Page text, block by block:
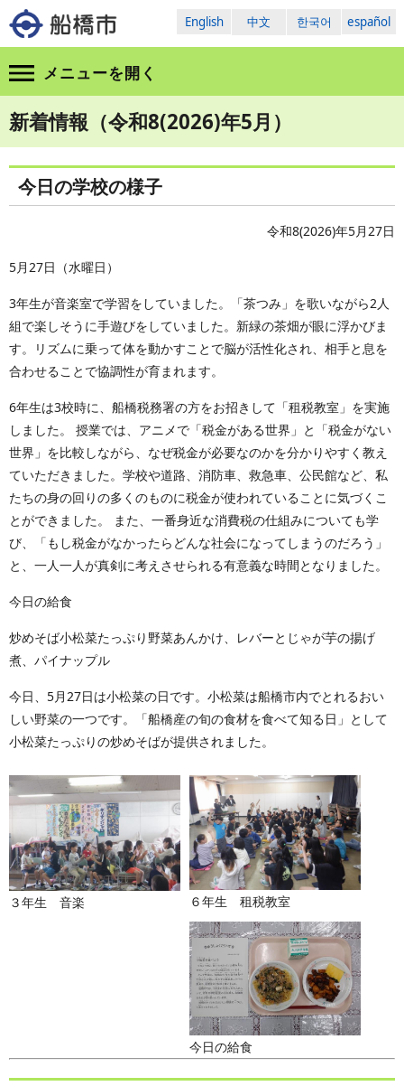
English 中文 한국어 español
メニューを開く
新着情報（令和8(2026)年5月）
今日の学校の様子
令和8(2026)年5月27日
5月27日（水曜日）
3年生が音楽室で学習をしていました。「茶つみ」を歌いながら2人
組で楽しそうに手遊びをしていました。新緑の茶畑が眼に浮かびま
す。リズムに乗って体を動かすことで脳が活性化され、相手と息を
合わせることで協調性が育まれます。
6年生は3校時に、船橋税務署の方をお招きして「租税教室」を実施
しました。 授業では、アニメで「税金がある世界」と「税金がない
世界」を比較しながら、なぜ税金が必要なのかを分かりやすく教え
ていただきました。学校や道路、消防車、救急車、公民館など、私
たちの身の回りの多くのものに税金が使われていることに気づくこ
とができました。 また、一番身近な消費税の仕組みについても学
び、「もし税金がなかったらどんな社会になってしまうのだろう」
と、一人一人が真剣に考えさせられる有意義な時間となりました。
今日の給食
炒めそば小松菜たっぷり野菜あんかけ、レバーとじゃが芋の揚げ
煮、パイナップル
今日、5月27日は小松菜の日です。小松菜は船橋市内でとれるおい
しい野菜の一つです。「船橋産の旬の食材を食べて知る日」として
小松菜たっぷりの炒めそばが提供されました。
３年生 音楽 ６年生 租税教室
今日の給食